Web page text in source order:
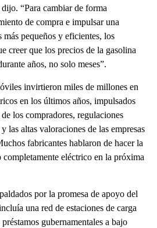
“Para cambiar de forma
de compra e impulsar una
pequeños y eficientes, los
creer que los precios de la gasolina
años, no solo meses”.
invirtieron miles de millones en
en los últimos años, impulsados
los compradores, regulaciones
las altas valoraciones de las empresas
fabricantes hablaron de hacer la
eléctrico en la próxima
por la promesa de apoyo del
una red de estaciones de carga
gubernamentales a bajo